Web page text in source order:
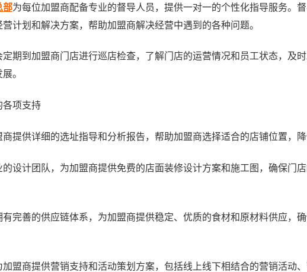
部为每位加盟商配备专业的督导人员，提供一对一的个性化指导服务。
计划和解决方案，帮助加盟商解决经营中遇到的各种问题。
期到加盟商门店进行巡店检查，了解门店的运营情况和员工状态，及
。
项支持
提供详细的选址指导和分析报告，帮助加盟商选择适合的店铺位置，降
设计团队，为加盟商提供免费的店面装修设计方案和施工图，确保门
完善的供应链体系，为加盟商提供稳定、优质的食材和原材料供应，
盟商提供营销支持和活动策划方案，包括线上线下相结合的营销活动